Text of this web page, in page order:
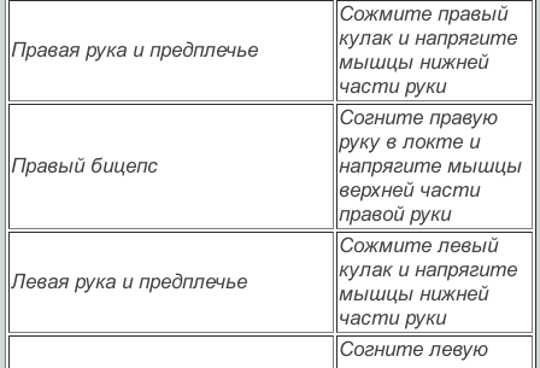
Правая рука и предплечье
Сожмите правый
кулак и напрягите
мышцы нижней
части руки
Правый бицепс
Согните правую
руку в локте и
напрягите мышцы
верхней части
правой руки
Левая рука и предплечье
Сожмите левый
кулак и напрягите
мышцы нижней
части руки
Согните левую